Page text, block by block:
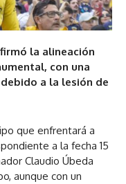
la alineación
con una
a la lesión de
que enfrentará a
a la fecha 15
Claudio Úbeda
aunque con un